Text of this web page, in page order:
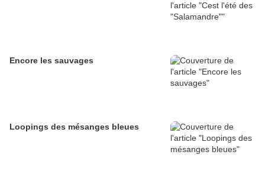
Encore les sauvages
Loopings des mésanges bleues